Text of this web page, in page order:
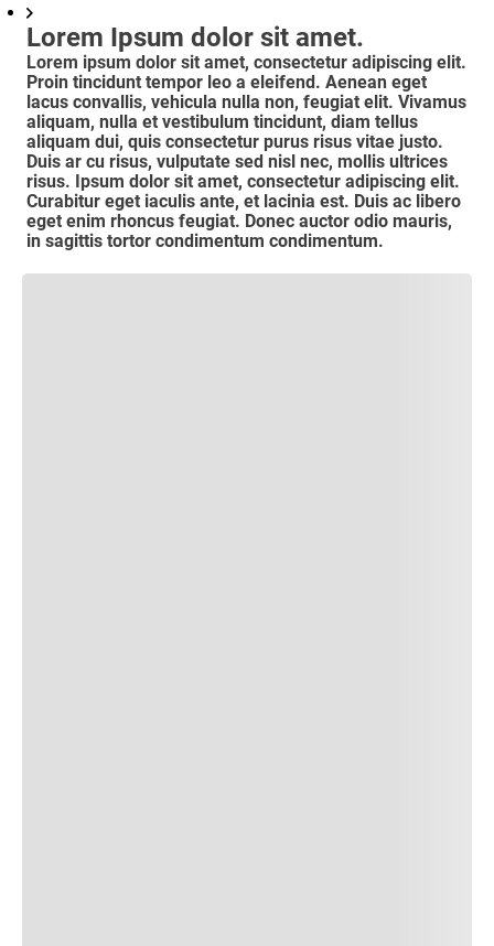
Lorem Ipsum dolor sit amet.
Lorem ipsum dolor sit amet, consectetur adipiscing elit.
Proin tincidunt tempor leo a eleifend. Aenean eget
lacus convallis, vehicula nulla non, feugiat elit. Vivamus
aliquam, nulla et vestibulum tincidunt, diam tellus
aliquam dui, quis consectetur purus risus vitae justo.
Duis ar cu risus, vulputate sed nisl nec, mollis ultrices
risus. Ipsum dolor sit amet, consectetur adipiscing elit.
Curabitur eget iaculis ante, et lacinia est. Duis ac libero
eget enim rhoncus feugiat. Donec auctor odio mauris,
in sagittis tortor condimentum condimentum.